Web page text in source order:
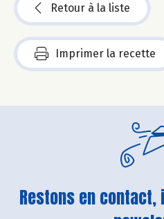
Retour à la liste
Imprimer la recette
Restons en